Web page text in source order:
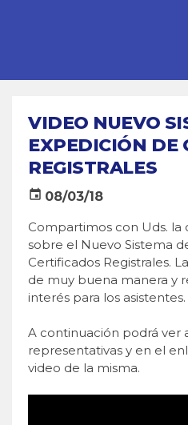
VIDEO NUEVO
EXPEDICIÓN DE
REGISTRALES
event 08/03/18
Compartimos con Uds. la
sobre el Nuevo Sistema
Certificados Registrales.
de muy buena manera y
interés para los asistentes.
A continuación podrá ver
representativas y en el
video de la misma.